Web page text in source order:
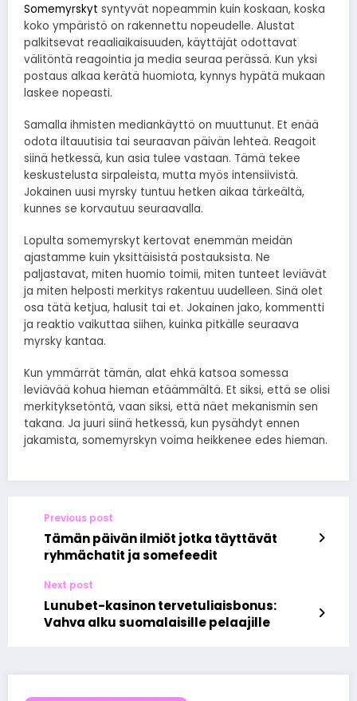
Somemyrskyt syntyvät nopeammin kuin koskaan, koska
koko ympäristö on rakennettu nopeudelle. Alustat
palkitsevat reaaliaikaisuuden, käyttäjät odottavat
välitöntä reagointia ja media seuraa perässä. Kun yksi
postaus alkaa kerätä huomiota, kynnys hypätä mukaan
laskee nopeasti.
Samalla ihmisten mediankäyttö on muuttunut. Et enää
odota iltauutisia tai seuraavan päivän lehteä. Reagoit
siinä hetkessä, kun asia tulee vastaan. Tämä tekee
keskustelusta sirpaleista, mutta myös intensiivistä.
Jokainen uusi myrsky tuntuu hetken aikaa tärkeältä,
kunnes se korvautuu seuraavalla.
Lopulta somemyrskyt kertovat enemmän meidän
ajastamme kuin yksittäisistä postauksista. Ne
paljastavat, miten huomio toimii, miten tunteet leviävät
ja miten helposti merkitys rakentuu uudelleen. Sinä olet
osa tätä ketjua, halusit tai et. Jokainen jako, kommentti
ja reaktio vaikuttaa siihen, kuinka pitkälle seuraava
myrsky kantaa.
Kun ymmärrät tämän, alat ehkä katsoa somessa
leviävää kohua hieman etäämmältä. Et siksi, että se olisi
merkityksetöntä, vaan siksi, että näet mekanismin sen
takana. Ja juuri siinä hetkessä, kun pysähdyt ennen
jakamista, somemyrskyn voima heikkenee edes hieman.
Previous post
Tämän päivän ilmiöt jotka täyttävät
ryhmächatit ja somefeedit
Next post
Lunubet-kasinon tervetuliaisbonus:
Vahva alku suomalaisille pelaajille